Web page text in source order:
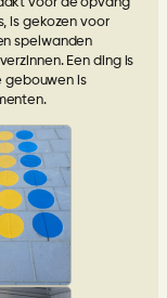
voor de opvang
is gekozen voor
spelwanden
Een ding is
gebouwen is